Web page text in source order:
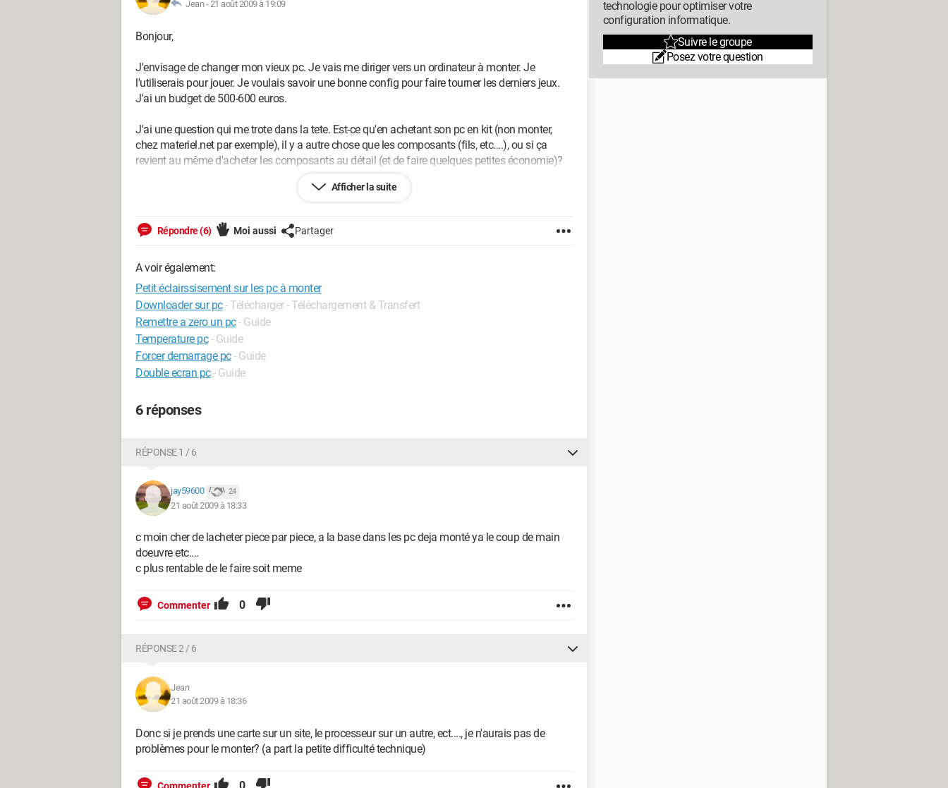
Jean -21 août 2009 à 19:09
Bonjour,
J'envisage de changer mon vieux pc. Je vais me diriger vers un ordinateur à monter. Je
l'utiliserais pour jouer. Je voulais savoir une bonne config pour faire tourner les derniers jeux.
J'ai un budget de 500-600 euros.
J'ai une question qui me trote dans la tete. Est-ce qu'en achetant son pc en kit (non monter,
chez materiel.net par exemple), il y a autre chose que les composants (fils, etc....), ou si ça
revient au même d'acheter les composants au détail (et de faire quelques petites économie)?
Configuration: Windows XP
Firefox 3.0.11
Afficher la suite
Répondre (6) Moi aussi Partager
A voir également:
Petit éclairssisement sur les pc à monter
Downloader sur pc- Télécharger - Téléchargement & Transfert
Remettre a zero un pc- Guide
Temperature pc - Guide
Forcer demarrage pc- Guide
Double ecran pc- Guide
6 réponses
RÉPONSE 1 / 6
jay59600 24
21 août 2009 à 18:33
c moin cher de lacheter piece par piece, a la base dans les pc deja monté ya le coup de main
doeuvre etc....
c plus rentable de le faire soit meme
Commenter 0
RÉPONSE 2 / 6
Jean
21 août 2009 à 18:36
Donc si je prends une carte sur un site, le processeur sur un autre, ect...., je n'aurais pas de
problèmes pour le monter? (a part la petite difficulté technique)
technologie pour optimiser votre
configuration informatique.
Suivre le groupe
Posez votre question